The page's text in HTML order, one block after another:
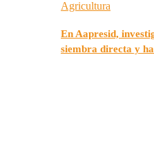
Agricultura
En Aapresid,
siembra directa y